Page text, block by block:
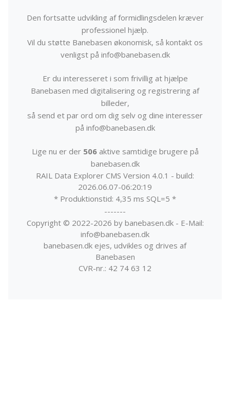
Den fortsatte udvikling af formidlingsdelen kræver
professionel hjælp.
Vil du støtte Banebasen økonomisk, så kontakt os
venligst på info@banebasen.dk
Er du interesseret i som frivillig at hjælpe
Banebasen med digitalisering og registrering af
billeder,
så send et par ord om dig selv og dine interesser
på info@banebasen.dk
Lige nu er der 506aktive samtidige brugere på
banebasen.dk
RAIL Data Explorer CMS Version 4.0.1 - build:
2026.06.07-06:20:19
* Produktionstid: 4,35 ms SQL=5 *
-------
Copyright © 2022-2026 by banebasen.dk - E-Mail:
info@banebasen.dk
banebasen.dk ejes, udvikles og drives af
Banebasen
CVR-nr.: 42 74 63 12